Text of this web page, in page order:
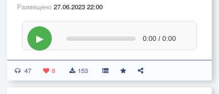
Размещено 27.06.2023 22:00
▶ 0:00 / 0:00
47 8 153